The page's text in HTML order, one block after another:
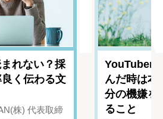
れない？採
く伝わる文
株) 代表取締
YouTuber
んだ時は
分の機嫌を
ること